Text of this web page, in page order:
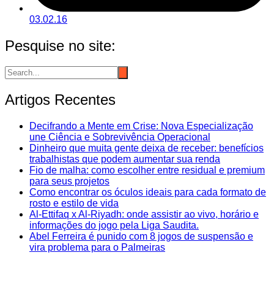
03.02.16
Pesquise no site:
Artigos Recentes
Decifrando a Mente em Crise: Nova Especialização
une Ciência e Sobrevivência Operacional
Dinheiro que muita gente deixa de receber: benefícios
trabalhistas que podem aumentar sua renda
Fio de malha: como escolher entre residual e premium
para seus projetos
Como encontrar os óculos ideais para cada formato de
rosto e estilo de vida
Al-Ettifaq x Al-Riyadh: onde assistir ao vivo, horário e
informações do jogo pela Liga Saudita.
Abel Ferreira é punido com 8 jogos de suspensão e
vira problema para o Palmeiras